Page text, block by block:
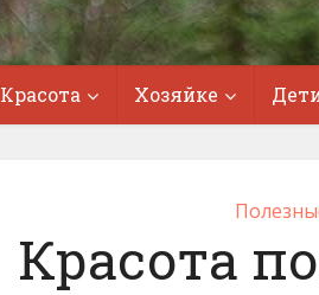
Красота Хозяйке
Красота